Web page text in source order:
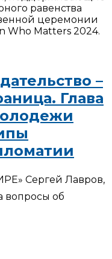
равенства
церемонии
Who Matters 2024.
–
Глава
Сергей Лавров,
вопросы об